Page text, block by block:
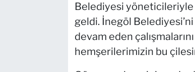
Belediyesi yöneticileriyle
geldi. İnegöl
devam eden
hemşerilerimizin bu